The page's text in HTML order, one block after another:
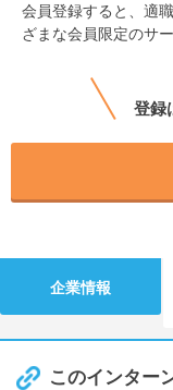
会員登録すると、 適
ざまな会員限定のサ
登録
企業情報
このインター